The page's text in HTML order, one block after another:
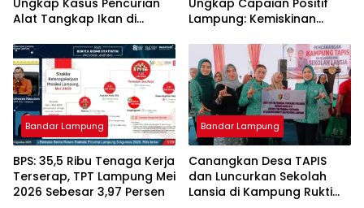
Alat Tangkap Ikan di
Terduga Pelaku
Diamankan.
Lampung: Kemiskinan
Ekonomi Terus Tumbuh
Bandar Lampung
BPS: 35,5 Ribu Tenaga Kerja
Terserap, TPT Lampung Mei
2026 Sebesar 3,97 Persen
Bandar Lampung
Canangkan Desa TAPIS
dan Luncurkan Sekolah
Lansia di Kampung Rukti